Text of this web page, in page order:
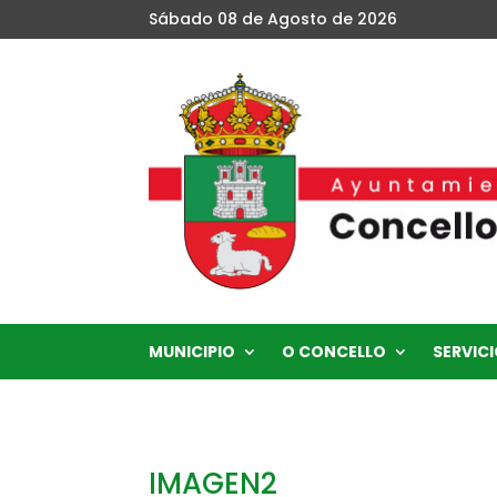
Sábado 08 de Agosto de 2026
MUNICIPIO O CONCELLO
IMAGEN2